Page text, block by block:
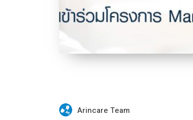
Arincare Team